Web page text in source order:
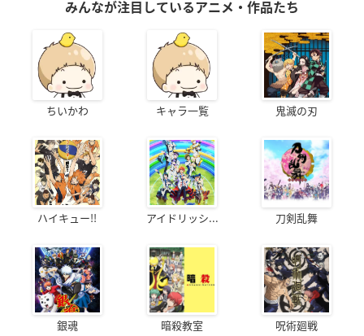
みんなが注目しているアニメ・作品たち
ちいかわ キャラ一覧 鬼滅の刃
ハイキュー!! アイドリッシ... 刀剣乱舞
銀魂 暗殺教室 呪術廻戦